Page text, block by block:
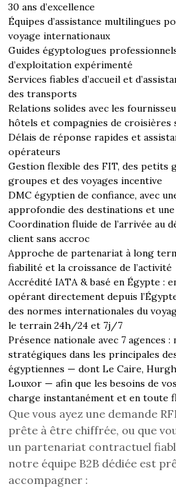
30 ans d’excellence
Équipes d’assistance multilingues
voyage internationaux
Guides égyptologues
d’exploitation expérimenté
Services fiables d’accueil et
des transports
Relations solides avec les
hôtels et compagnies de croisières
Délais de réponse rapides et
opérateurs
Gestion flexible des FIT, des petits
groupes et des voyages incentive
DMC égyptien de confiance, avec
approfondie des destinations et
Coordination fluide de l’arrivée au
client sans accroc
Approche de partenariat à long
fiabilité et la croissance de l’activité
Accrédité IATA & basé en Égypte :
opérant directement depuis
des normes internationales du
le terrain 24h/24 et 7j/7
Présence nationale avec 7 agences
stratégiques dans les principales
égyptiennes — dont Le Caire,
Louxor — afin que les besoins de
charge instantanément et en toute
Que vous ayez une demande
prête à être chiffrée, ou que
un partenariat contractuel
notre équipe B2B dédiée est
accompagner :